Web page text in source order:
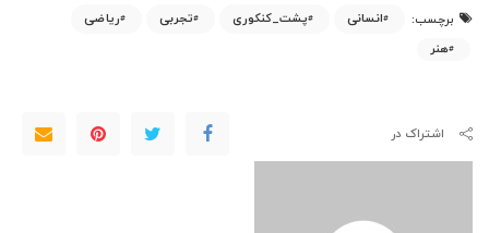
برچسب: انسانی پشت_کنکوری تجربی
ریاضی
هنر
اشتراک در